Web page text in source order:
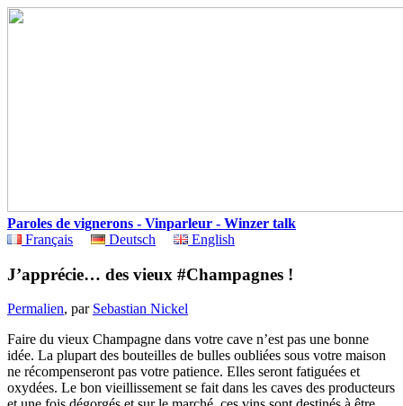
Paroles de vignerons - Vinparleur - Winzer talk
Français
Deutsch English
J’apprécie… des vieux #Champagnes !
Permalien, par Sebastian Nickel
Faire du vieux Champagne dans votre cave n’est pas une bonne
idée. La plupart des bouteilles de bulles oubliées sous votre maison
ne récompenseront pas votre patience. Elles seront fatiguées et
oxydées. Le bon vieillissement se fait dans les caves des producteurs